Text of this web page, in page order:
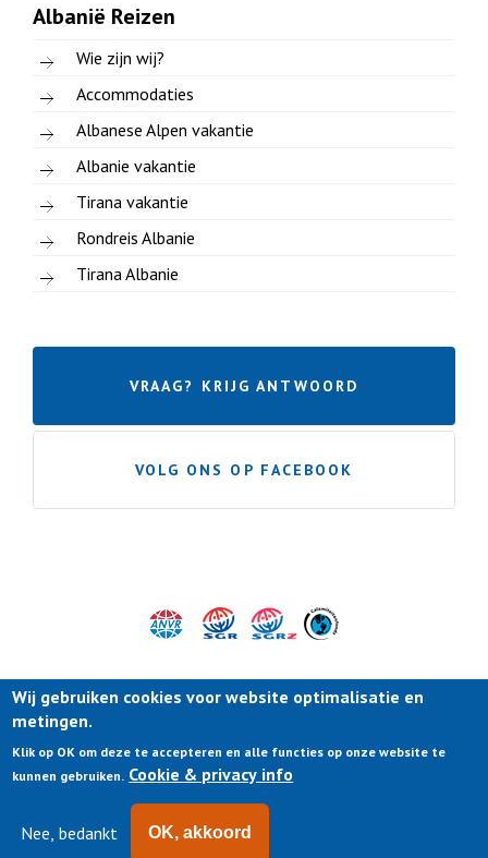
Albanië Reizen
Wie zijn wij?
Accommodaties
Albanese Alpen vakantie
Albanie vakantie
Tirana vakantie
Rondreis Albanie
Tirana Albanie
VRAAG? KRIJG ANTWOORD
VOLG ONS OP FACEBOOK
Wij gebruiken cookies voor website optimalisatie en
metingen.
Klik op OK om deze te accepteren en alle functies op onze website te
kunnen gebruiken. Cookie & privacy info
Nee, bedankt OK, akkoord